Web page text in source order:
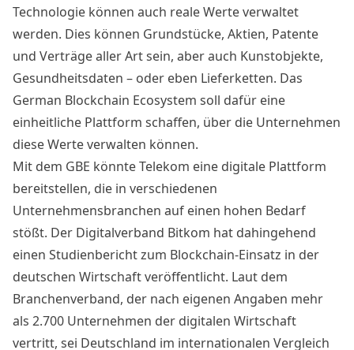
Technologie können auch reale Werte verwaltet
werden. Dies können Grundstücke, Aktien, Patente
und Verträge aller Art sein, aber auch Kunstobjekte,
Gesundheitsdaten – oder eben Lieferketten. Das
German Blockchain Ecosystem soll dafür eine
einheitliche Plattform schaffen, über die Unternehmen
diese Werte verwalten können.
Mit dem GBE könnte Telekom eine digitale Plattform
bereitstellen, die in verschiedenen
Unternehmensbranchen auf einen hohen Bedarf
stößt. Der Digitalverband Bitkom hat dahingehend
einen Studienberichtzum Blockchain-Einsatz in der
deutschen Wirtschaft veröffentlicht. Laut dem
Branchenverband, der nach eigenen Angaben mehr
als 2.700 Unternehmen der digitalen Wirtschaft
vertritt, sei Deutschland im internationalen Vergleich